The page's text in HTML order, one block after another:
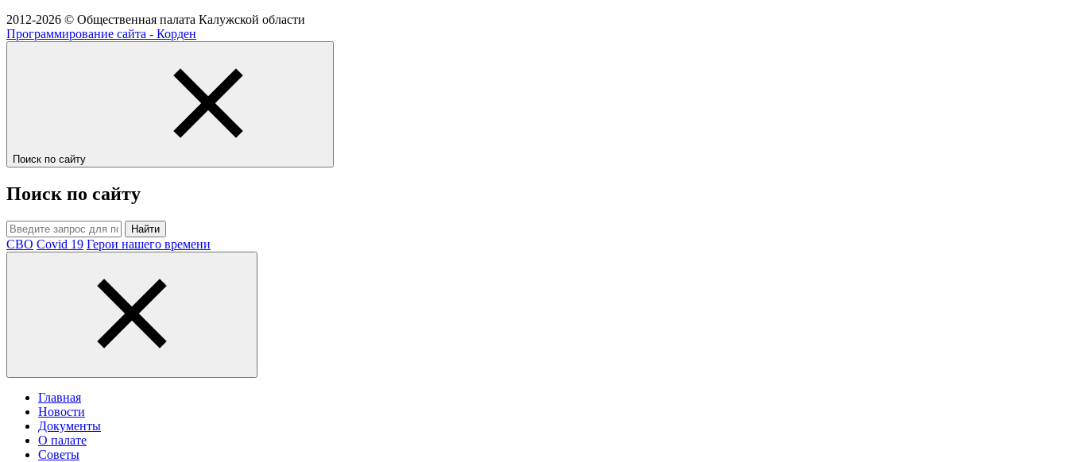
2012-2026 © Общественная палата Калужской области
Программирование сайта - Корден
Поиск по сайту
Поиск по сайту
Найти
СВО Covid 19 Герои нашего времени
Главная
Новости
Документы
О палате
Советы